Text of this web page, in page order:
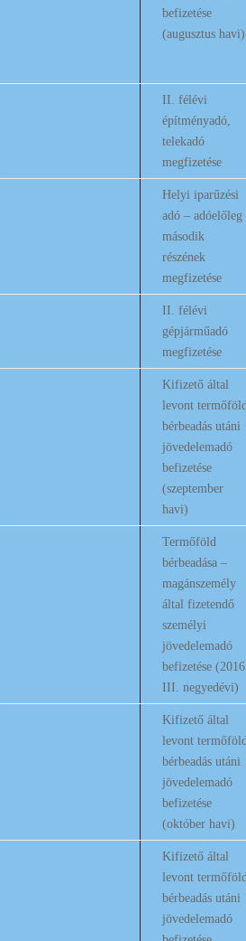
befizetése
(augusztus havi)
II. félévi
építményadó,
telekadó
megfizetése
Helyi iparűzési
adó – adóelőleg
második
részének
megfizetése
II. félévi
gépjárműadó
megfizetése
Kifizető által
levont
bérbeadás utáni
jövedelemadó
befizetése
(szeptember
havi)
Termőföld
bérbeadása –
magánszemély
által fizetendő
személyi
jövedelemadó
befizetése
III. negyedévi)
Kifizető által
levont
bérbeadás utáni
jövedelemadó
befizetése
(október havi)
Kifizető által
levont
bérbeadás utáni
jövedelemadó